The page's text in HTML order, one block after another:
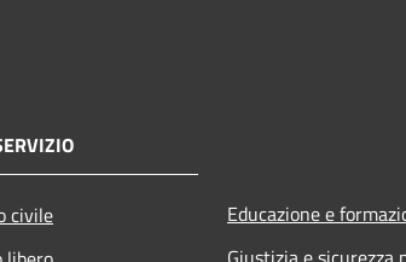
civile
Educazione e